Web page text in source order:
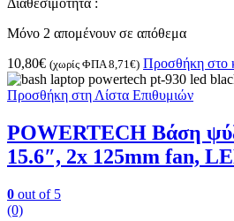
Διαθεσιμότητα :
Μόνο 2 απομένουν σε απόθεμα
10,80€ (χωρίς ΦΠΑ8,71€) Προσθήκη στο
Προσθήκη στη Λίστα Επιθυμιών
POWERTECH Βάση
15.6″, 2x 125mm fan,
0 out of 5
(0)